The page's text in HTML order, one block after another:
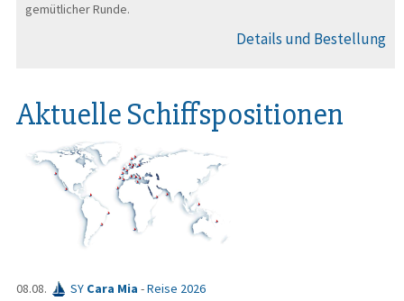
gemütlicher Runde.
Details und Bestellung
Aktuelle Schiffspositionen
08.08. SY Cara Mia -Reise 2026